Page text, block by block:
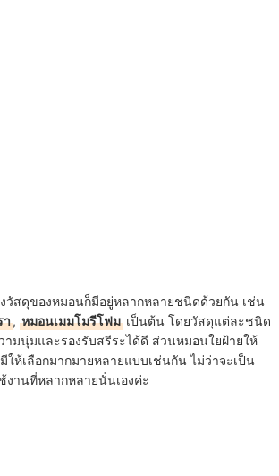
สดุของหมอนก็มีอยู่หลากหลายชนิดด้วยกัน เช่น
า, หมอนเมมโมรีโฟม เป็นต้น โดยวัสดุแต่ละชนิด
มนุ่มและรองรับสรีระได้ดี ส่วนหมอนใยฝ้ายให้
ห้เลือกมากมายหลายแบบเช่นกัน ไม่ว่าจะเป็น
งานที่หลากหลายนั่นเองค่ะ